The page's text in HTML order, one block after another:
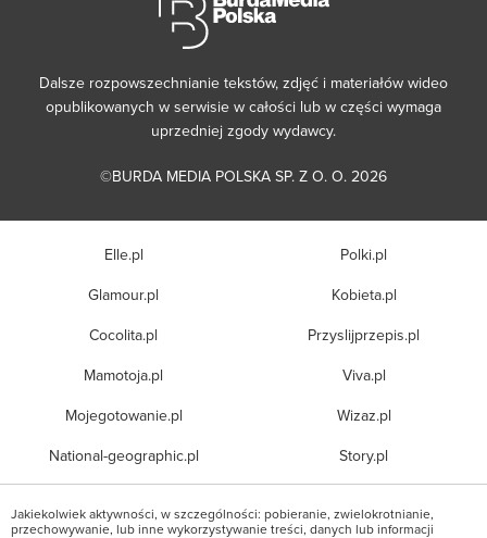
Dalsze rozpowszechnianie tekstów, zdjęć i materiałów wideo
opublikowanych w serwisie w całości lub w części wymaga
uprzedniej zgody wydawcy.
©BURDA MEDIA POLSKA SP. Z O. O. 2026
Elle.pl
Glamour.pl
Cocolita.pl
Mamotoja.pl
Mojegotowanie.pl
National-geographic.pl
Polki.pl
Kobieta.pl
Przyslijprzepis.pl
Viva.pl
Wizaz.pl
Story.pl
Jakiekolwiek aktywności, w szczególności: pobieranie, zwielokrotnianie,
przechowywanie, lub inne wykorzystywanie treści, danych lub informacji